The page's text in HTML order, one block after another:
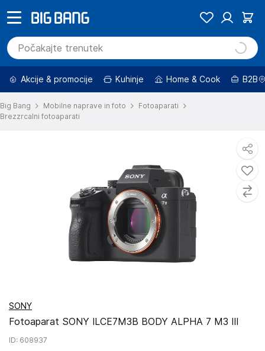
Akcije & promocije Kuhinje Home & Cook B2B
Big Bang Mobilne naprave in foto
Fotoaparati
Brezzrcalni fotoaparati
SONY
Fotoaparat SONY ILCE7M3B BODY ALPHA 7 M3 III
ID: 608937